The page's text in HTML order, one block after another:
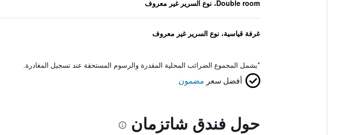
Double room، نوع السرير غير معروف
غرفة قياسية، نوع السرير غير معروف
*يشمل المجموع الضرائب المحلية المقدرة والرسوم المستحقة عند تسجيل المغادرة.
أفضل سعر مضمون
حول فندق شاتزمان